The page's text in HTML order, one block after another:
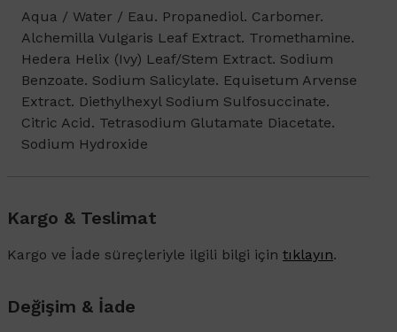
Aqua / Water / Eau. Propanediol. Carbomer.
Alchemilla Vulgaris Leaf Extract. Tromethamine.
Hedera Helix (Ivy) Leaf/Stem Extract. Sodium
Benzoate. Sodium Salicylate. Equisetum Arvense
Extract. Diethylhexyl Sodium Sulfosuccinate.
Citric Acid. Tetrasodium Glutamate Diacetate.
Sodium Hydroxide
Kargo & Teslimat
Kargo ve İade süreçleriyle ilgili bilgi için tıklayın.
Değişim & İade